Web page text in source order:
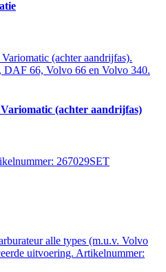
(achter aandrijfas)